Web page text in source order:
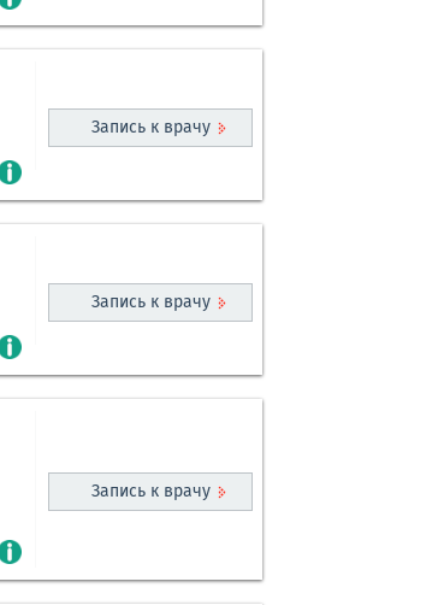
Запись к врачу
Запись к врачу
Запись к врачу